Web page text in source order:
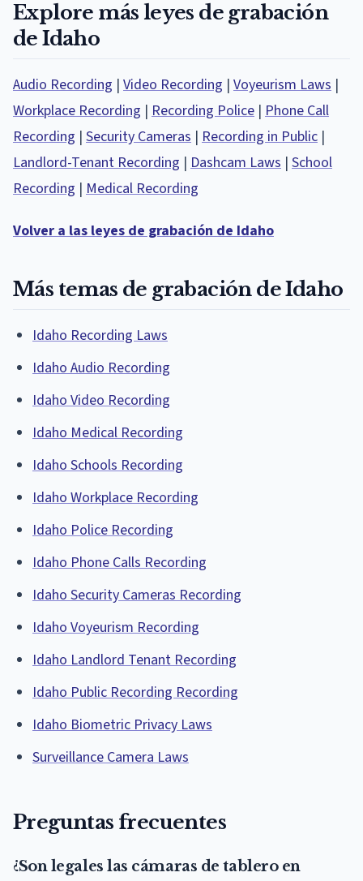
Explore más leyes de grabación
de Idaho
Audio Recording | Video Recording | Voyeurism Laws |
Workplace Recording | Recording Police | Phone Call
Recording | Security Cameras | Recording in Public |
Landlord-Tenant Recording | Dashcam Laws | School
Recording | Medical Recording
Volver a las leyes de grabación de Idaho
Más temas de grabación de Idaho
Idaho Recording Laws
Idaho Audio Recording
Idaho Video Recording
Idaho Medical Recording
Idaho Schools Recording
Idaho Workplace Recording
Idaho Police Recording
Idaho Phone Calls Recording
Idaho Security Cameras Recording
Idaho Voyeurism Recording
Idaho Landlord Tenant Recording
Idaho Public Recording Recording
Idaho Biometric Privacy Laws
Surveillance Camera Laws
Preguntas frecuentes
¿Son legales las cámaras de tablero en